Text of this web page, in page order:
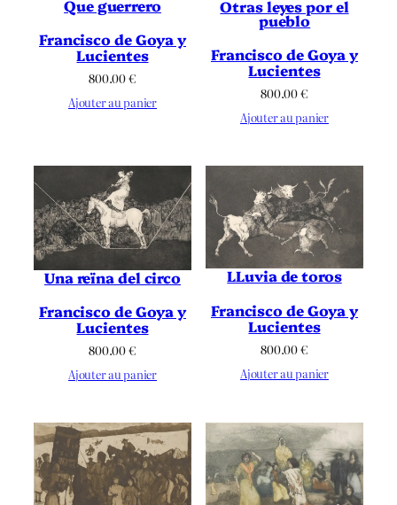
Que guerrero
Francisco de Goya y
Lucientes
800.00€
Ajouter au panier
Otras leyes por el
pueblo
Francisco de Goya y
Lucientes
800.00€
Ajouter au panier
Una reïna del circo
Francisco de Goya y
Lucientes
800.00€
Ajouter au panier
LLuvia de toros
Francisco de Goya y
Lucientes
800.00€
Ajouter au panier